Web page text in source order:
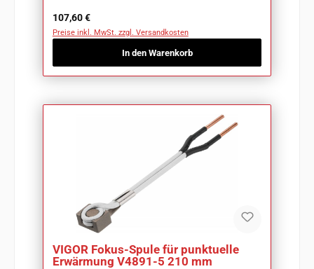
Regulärer Preis:
107,60 €
Preise inkl. MwSt. zzgl. Versandkosten
In den Warenkorb
VIGOR Fokus-Spule für punktuelle
Erwärmung V4891-5 210 mm